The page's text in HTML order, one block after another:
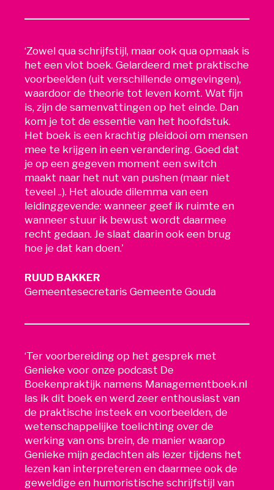
‘Zowel qua schrijfstijl, maar ook qua opmaak is
het een vlot boek. Gelardeerd met praktische
voorbeelden (uit verschillende omgevingen),
waardoor de theorie tot leven komt. Wat fijn
is, zijn de samenvattingen op het einde. Dan
kom je tot de essentie van het hoofdstuk.
Het boek is een krachtig pleidooi om mensen
mee te krijgen in een verandering. Goed dat
je op een gegeven moment een switch
maakt naar het nut van pushen (maar niet
teveel ..). Het aloude dilemma van een
leidinggevende: wanneer geef ik ruimte en
wanneer stuur ik bewust wordt daarmee
recht gedaan. Je slaat daarin ook een brug
hoe je dat kan doen.’
RUUD BAKKER
Gemeentesecretaris Gemeente Gouda
‘Ter voorbereiding op het gesprek met
Genieke voor onze podcast De
Boekenpraktijk namens Managementboek.nl
las ik dit boek en werd zeer enthousiast van
de praktische insteek en voorbeelden, de
wetenschappelijke toelichting over de
werking van ons brein, de manier waarop
Genieke mijn gedachten als lezer tijdens het
lezen kan interpreteren en daarmee ook de
geweldige en humoristische schrijfstijl van